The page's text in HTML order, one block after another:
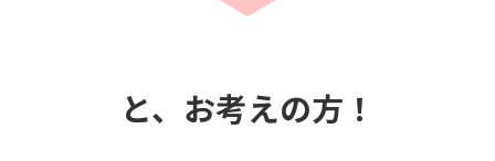
と、お考えの方！